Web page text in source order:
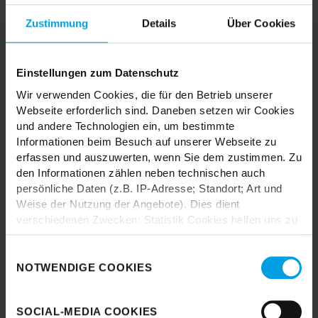
Zustimmung Details Über Cookies
Einstellungen zum Datenschutz
Wir verwenden Cookies, die für den Betrieb unserer
Webseite erforderlich sind. Daneben setzen wir Cookies
und andere Technologien ein, um bestimmte
Informationen beim Besuch auf unserer Webseite zu
erfassen und auszuwerten, wenn Sie dem zustimmen. Zu
den Informationen zählen neben technischen auch
persönliche Daten (z.B. IP-Adresse; Standort; Art und
Weise der Nutzung der Angebote). Dies dient
verschiedenen Zwecken: Statistik Cookies helfen uns zu
anonymisiert für statistische Zwecke auszuwerten.
Marketing Cookies helfen uns, Ihnen personalisierte
Werbung anzuzeigen. Social-Media-Cookies ermöglichen
es, eine Verbindung zu sozialen Netzwerken aufzubauen,
NOTWENDIGE COOKIES
SOCIAL-MEDIA COOKIES
MIX & MATCH DICH HAPPY
TRENDHOPPER STORES
Wie wäre es mit einer großen Portion Inspiration und Kreativität?
In unseren Stores findest du alle Trendhopper Möbel, Stoffe und
Styles.